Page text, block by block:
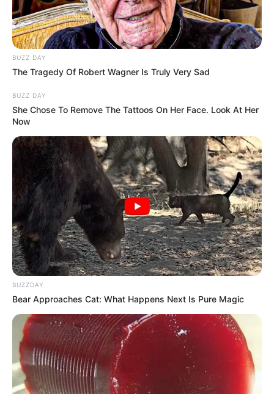
Культура
Нам пишуть
Події
Політика
Спорт
Схеми
[wp-rss-aggregator id="2"]
Ви пропустили
BUZZ DAY
The Tragedy Of Robert Wagner Is Truly Very Sad
BUZZ DAY
She Chose To Remove The Tattoos On Her Face. Look At Her
Now
BUZZDAY
Bear Approaches Cat: What Happens Next Is Pure Magic